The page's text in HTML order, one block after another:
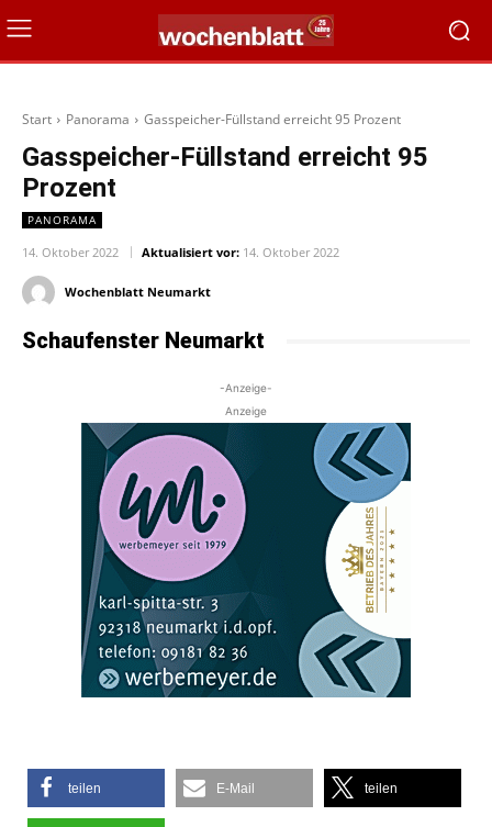
Start Panorama Gasspeicher-Füllstand erreicht 95 Prozent
Gasspeicher-Füllstand erreicht 95
Prozent
PANORAMA
14. Oktober 2022 Aktualisiert vor: 14. Oktober 2022
Wochenblatt Neumarkt
Schaufenster Neumarkt
-Anzeige-
Anzeige
teilen E-Mail teilen